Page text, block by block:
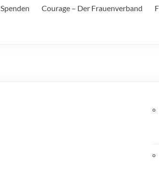
Spenden Courage – Der Frauenverband